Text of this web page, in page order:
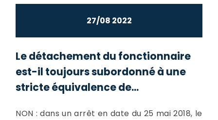
27/08 2022
Le détachement du fonctionnaire
est-il toujours subordonné à une
stricte équivalence de...
NON : dans un arrêt en date du 25 mai 2018, le